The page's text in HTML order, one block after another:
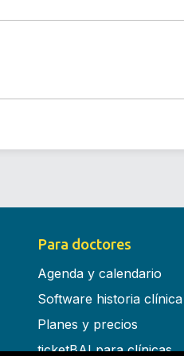
Para doctores
Agenda y calendario
Software historia clínica
Planes y precios
ticketBAI para clínicas